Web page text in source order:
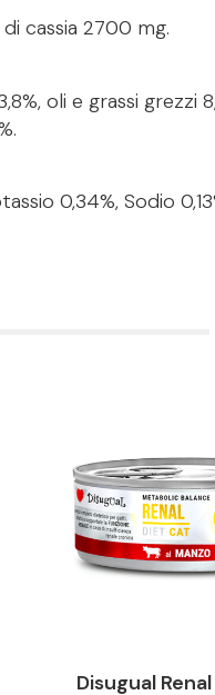
cassia 2700 mg.
oli e grassi grezzi
0,34%, Sodio
Disugual